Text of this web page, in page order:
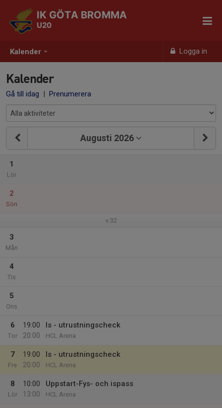
Kalender Logga in
IK GÖTA BROMMA
U20
Kalender
Gå till idag | Prenumerera
Augusti 2026
1
Lör
2
Sön
v.32
3
Mån
4
Tis
5
Ons
6
Tor
19:00
20:00
Is - utrustningscheck
HCL Arena
7
Fre
19:00
20:00
Is - utrustningscheck
HCL Arena
8
Lör
10:00
13:00
Uppstart-Fys- och ispass
HCL Arena